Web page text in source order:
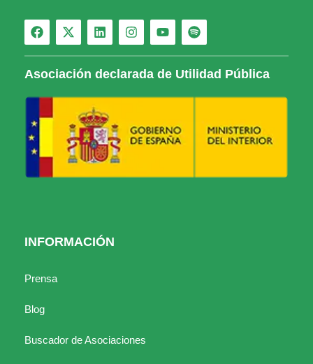
Asociación declarada de Utilidad Pública
INFORMACIÓN
Prensa
Blog
Buscador de Asociaciones